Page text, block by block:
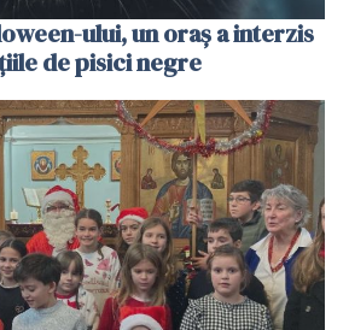
ului, un oraș a interzis
de pisici negre